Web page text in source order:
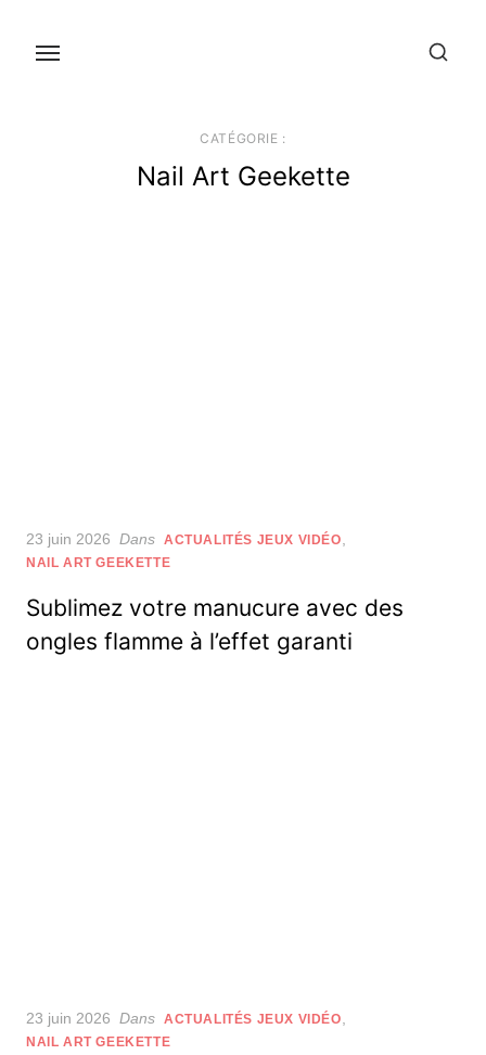
CATÉGORIE :
Nail Art Geekette
Posted
on
23 juin 2026 Dans ACTUALITÉS JEUX VIDÉO,
NAIL ART GEEKETTE
Sublimez votre manucure avec des
ongles flamme à l’effet garanti
Posted
on
23 juin 2026 Dans ACTUALITÉS JEUX VIDÉO,
NAIL ART GEEKETTE